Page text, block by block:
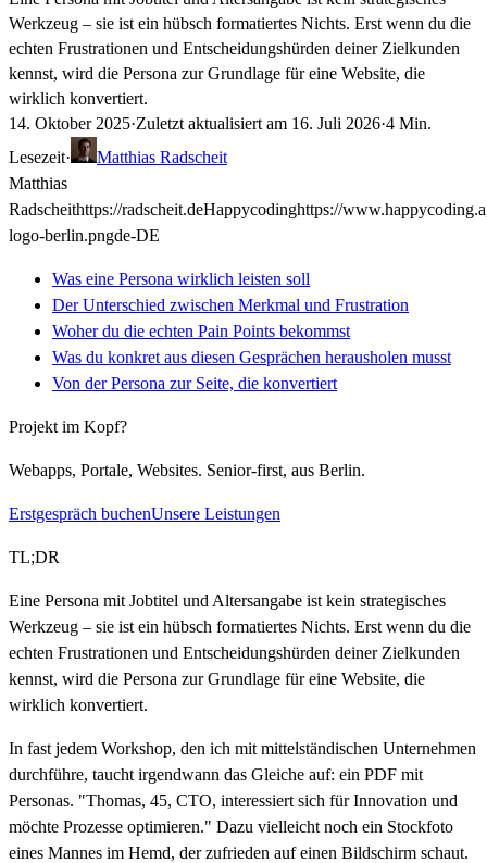
Werkzeug – sie ist ein hübsch formatiertes Nichts. Erst wenn du die
echten Frustrationen und Entscheidungshürden deiner Zielkunden
kennst, wird die Persona zur Grundlage für eine Website, die
wirklich konvertiert.
14. Oktober 2025·Zuletzt aktualisiert am 16. Juli 2026·4 Min.
Lesezeit·
Matthias Radscheit
Matthias
Radscheithttps://radscheit.deHappycodinghttps://
logo-berlin.pngde-DE
Was eine Persona wirklich leisten soll
Der Unterschied zwischen Merkmal und Frustration
Woher du die echten Pain Points bekommst
Was du konkret aus diesen Gesprächen herausholen musst
Von der Persona zur Seite, die konvertiert
Projekt im Kopf?
Webapps, Portale, Websites. Senior-first, aus Berlin.
Erstgespräch buchenUnsere Leistungen
TL;DR
Eine Persona mit Jobtitel und Altersangabe ist kein strategisches
Werkzeug – sie ist ein hübsch formatiertes Nichts. Erst wenn du die
echten Frustrationen und Entscheidungshürden deiner Zielkunden
kennst, wird die Persona zur Grundlage für eine Website, die
wirklich konvertiert.
In fast jedem Workshop, den ich mit mittelständischen Unternehmen
durchführe, taucht irgendwann das Gleiche auf: ein PDF mit
Personas. "Thomas, 45, CTO, interessiert sich für Innovation und
möchte Prozesse optimieren." Dazu vielleicht noch ein Stockfoto
eines Mannes im Hemd, der zufrieden auf einen Bildschirm schaut.